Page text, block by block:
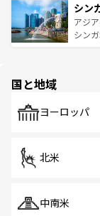
参照し
激す
が待
た文
み、
てお
うな
シン
アジ
シン
で、
国と地域
ヨーロッパ
北米
中南米